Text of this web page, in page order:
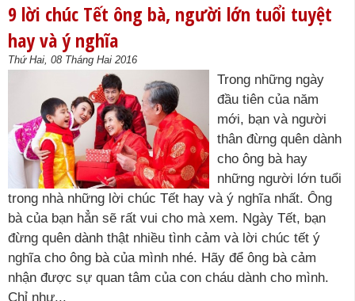
9 lời chúc Tết ông bà, người lớn tuổi tuyệt
hay và ý nghĩa
Thứ Hai, 08 Tháng Hai 2016
Trong những ngày
đầu tiên của năm
mới, bạn và người
thân đừng quên dành
cho ông bà hay
những người lớn tuổi
trong nhà những lời chúc Tết hay và ý nghĩa nhất. Ông
bà của bạn hẳn sẽ rất vui cho mà xem. Ngày Tết, bạn
đừng quên dành thật nhiều tình cảm và lời chúc tết ý
nghĩa cho ông bà của mình nhé. Hãy để ông bà cảm
nhận được sự quan tâm của con cháu dành cho mình.
Chỉ như...